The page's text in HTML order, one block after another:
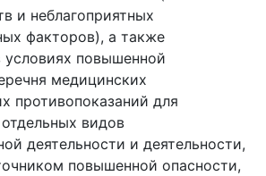
и неблагоприятных
факторов), а также
повышенной
медицинских
противопоказаний для
видов
деятельности и деятельности,
повышенной опасности,